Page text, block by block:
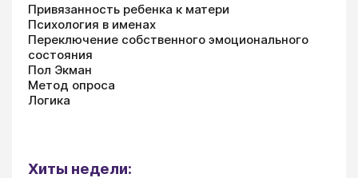
Привязанность ребенка к матери
Психология в именах
Переключение собственного эмоционального
состояния
Пол Экман
Метод опроса
Логика
Хиты недели: